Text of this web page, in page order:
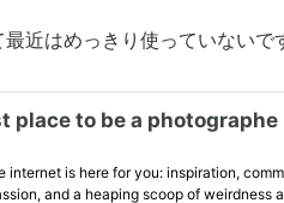
近はめっきり使っていないで